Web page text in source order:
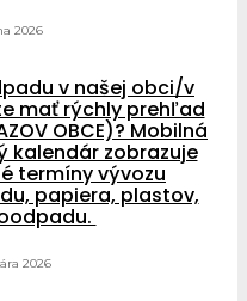
2026
v našej obci/v
mať rýchly prehľad
OBCE)? Mobilná
kalendár zobrazuje
termíny vývozu
papiera, plastov,
2026